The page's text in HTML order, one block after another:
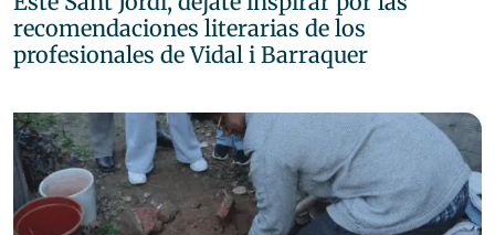
recomendaciones literarias de los
profesionales de Vidal i Barraquer